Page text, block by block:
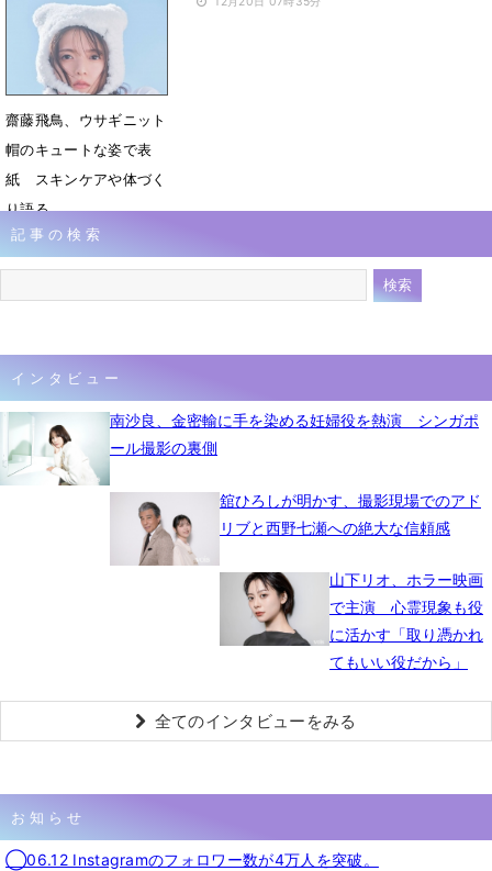
齋藤飛鳥、ウサギニット
帽のキュートな姿で表
紙 スキンケアや体づく
り語る
12月16日 07時50分
記事の検索
インタビュー
南沙良、金密輸に手を染める妊婦役を熱演 シンガポ
ール撮影の裏側
舘ひろしが明かす、撮影現場でのアド
リブと西野七瀬への絶大な信頼感
山下リオ、ホラー映画
で主演 心霊現象も役
に活かす「取り憑かれ
てもいい役だから」
全てのインタビューをみる
お知らせ
◯06.12 Instagramのフォロワー数が4万人を突破。